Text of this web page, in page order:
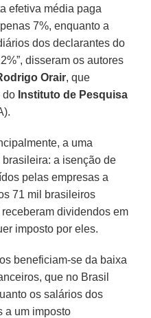
efetiva média paga
7%, enquanto a
dos declarantes do
disseram os autores
Orair, que
do Instituto de Pesquisa
a uma
a isenção de
pelas empresas a
71 mil brasileiros
dividendos em
imposto por eles.
beneficiam-se da baixa
que no Brasil
os salários dos
a um imposto